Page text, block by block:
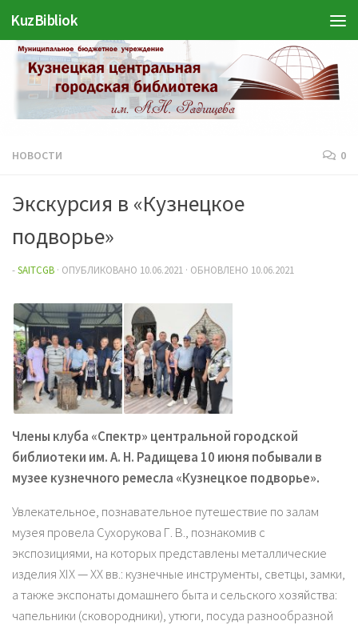
Перейти к содержимому
KuzBibliok
НОВОСТИ 0
Экскурсия в «Кузнецкое
подворье»
-SAITCGB · ОПУБЛИКОВАНО 10.06.2021 · ОБНОВЛЕНО 10.06.2021
Члены клуба «Спектр» центральной городской
библиотеки им. А. Н. Радищева 10 июня побывали в
музее кузнечного ремесла «Кузнецкое подворье».
Увлекательное, познавательное путешествие по залам
музея провела Сухорукова Г. В., познакомив с
экспозициями, на которых представлены металлические
изделия XIX — XX вв.: кузнечные инструменты, светцы, замки,
а также экспонаты домашнего быта и сельского хозяйства:
чапельники (сковородники), утюги, посуда разнообразной